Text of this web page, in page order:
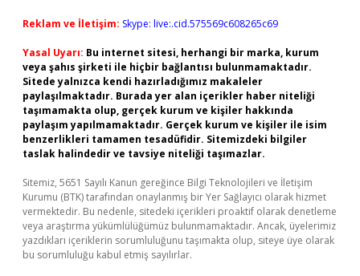
Reklam ve İletişim: Skype: live:.cid.575569c608265c69
Yasal Uyarı: Bu internet sitesi, herhangi bir marka, kurum
veya şahıs şirketi ile hiçbir bağlantısı bulunmamaktadır.
Sitede yalnızca kendi hazırladığımız makaleler
paylaşılmaktadır. Burada yer alan içerikler haber niteliği
taşımamakta olup, gerçek kurum ve kişiler hakkında
paylaşım yapılmamaktadır. Gerçek kurum ve kişiler ile isim
benzerlikleri tamamen tesadüfidir. Sitemizdeki bilgiler
taslak halindedir ve tavsiye niteliği taşımazlar.
Sitemiz, 5651 Sayılı Kanun gereğince Bilgi Teknolojileri ve İletişim
Kurumu (BTK) tarafından onaylanmış bir Yer Sağlayıcı olarak hizmet
vermektedir. Bu nedenle, sitedeki içerikleri proaktif olarak denetleme
veya araştırma yükümlülüğümüz bulunmamaktadır. Ancak, üyelerimiz
yazdıkları içeriklerin sorumluluğunu taşımakta olup, siteye üye olarak
bu sorumluluğu kabul etmiş sayılırlar.